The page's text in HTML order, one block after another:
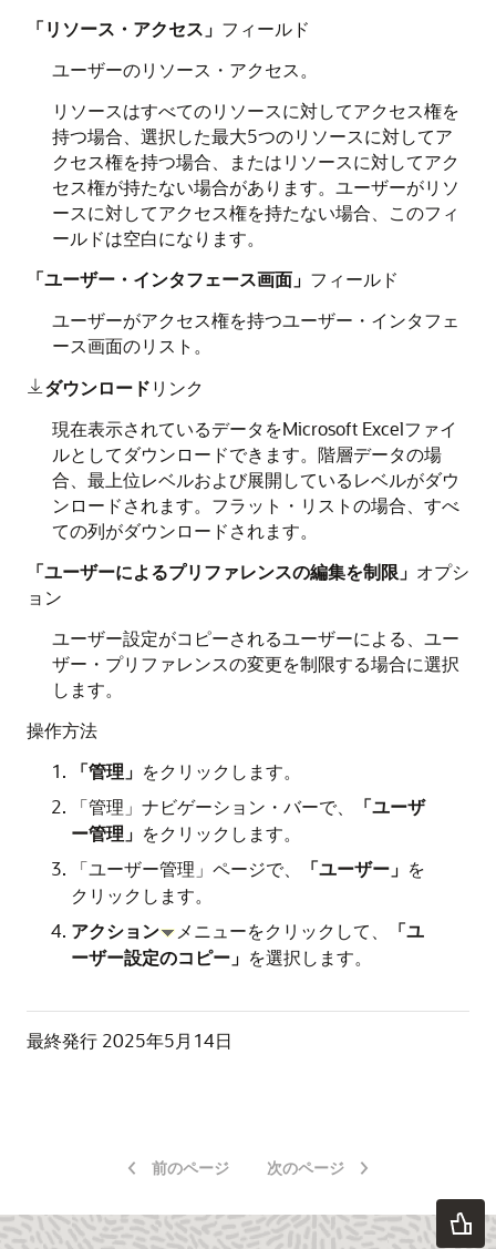
「リソース・アクセス」 フィールド
ユーザーのリソース・アクセス。
リソースはすべてのリソースに対してアクセス権を
持つ場合、選択した最大5つのリソースに対してア
クセス権を持つ場合、またはリソースに対してアク
セス権が持たない場合があります。ユーザーがリソ
ースに対してアクセス権を持たない場合、このフィ
ールドは空白になります。
「ユーザー・インタフェース画面」 フィールド
ユーザーがアクセス権を持つユーザー・インタフェ
ース画面のリスト。
 ダウンロードリンク
現在表示されているデータをMicrosoft Excelファイ
ルとしてダウンロードできます。階層データの場
合、最上位レベルおよび展開しているレベルがダウ
ンロードされます。フラット・リストの場合、すべ
ての列がダウンロードされます。
「ユーザーによるプリファレンスの編集を制限」 オプシ
ョン
ユーザー設定がコピーされるユーザーによる、ユー
ザー・プリファレンスの変更を制限する場合に選択
します。
操作方法
「管理」 をクリックします。
「管理」ナビゲーション・バーで、
「ユーザ
ー管理」 をクリックします。
「ユーザー管理」ページで、
「ユーザー」 を
クリックします。
アクション
メニューをクリックして、
「ユ
ーザー設定のコピー」 を選択します。
最終発行 2025年5月14日
前のページ 次のページ